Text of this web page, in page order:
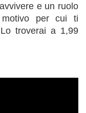
e un ruolo
motivo per cui ti
troverai a 1,99